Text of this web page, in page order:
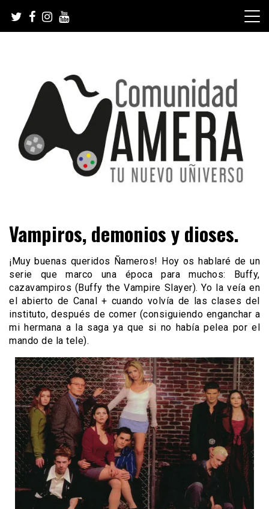
content
Comunidad Ñamera
Vampiros, demonios y dioses.
¡Muy buenas queridos Ñameros! Hoy os hablaré de un
serie que marco una época para muchos: Buffy,
cazavampiros (Buffy the Vampire Slayer). Yo la veía en
el abierto de Canal + cuando volvía de las clases del
instituto, después de comer (consiguiendo enganchar a
mi hermana a la saga ya que si no había pelea por el
mando de la tele).